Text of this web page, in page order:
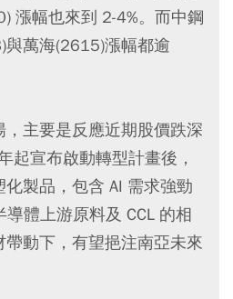
漲幅也來到 2-4%。而中鋼
萬海(2615)漲幅都逾
主要是反應近期股價跌深
起宣布啟動轉型計畫後，
製品，包含 AI 需求強勁
導體上游原料及 CCL 的相
動下，有望挹注南亞未來